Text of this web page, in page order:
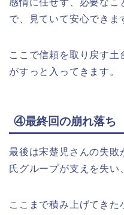
感情に任せず、必要なこ
で、見ていて安心できま
ここで信頼を取り戻す土
がすっと入ってきます。​
④最終回の崩れ落ち
最後は宋楚児さんの失敗
氏グループが支えを失い
ここまで積み上げてきた